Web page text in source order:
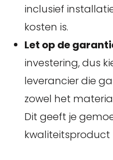
inclusief
kosten is.
Let op de
investering, dus
leverancier die
zowel het
Dit geeft je